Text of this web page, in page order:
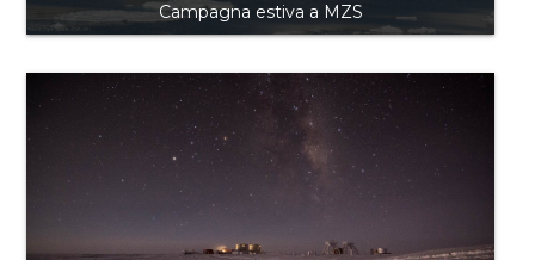
Campagna estiva a MZS